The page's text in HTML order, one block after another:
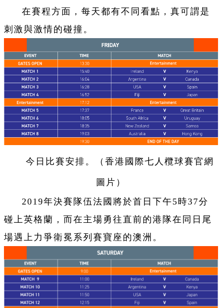
在賽程方面，每天都有不同看點，真可謂是
刺激與激情的碰撞。
今日比賽安排。（香港國際七人欖球賽官網
圖片）
2019年決賽隊伍法國將於首日下午5時37分
碰上英格蘭，而在主場勇往直前的港隊在同日尾
場遇上力爭衛冕系列賽寶座的澳洲。